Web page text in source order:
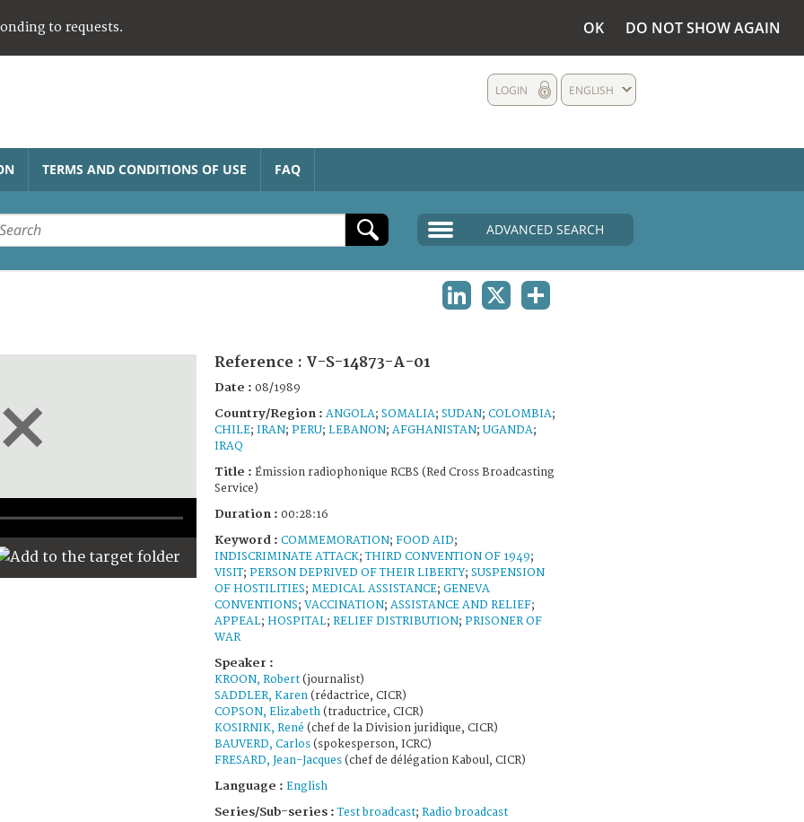
to requests. OK DO NOT SHOW AGAIN
ENGLISH
LOGIN
TERMS AND CONDITIONS OF USE FAQ
ADVANCED SEARCH
Reference : V-S-14873-A-01
Date : 08/1989
Country/Region : ANGOLA; SOMALIA; SUDAN; COLOMBIA;
CHILE; IRAN; PERU; LEBANON; AFGHANISTAN; UGANDA;
IRAQ
Title : Émission radiophonique RCBS (Red Cross Broadcasting
Service)
Duration : 00:28:16
Keyword : COMMEMORATION; FOOD AID;
INDISCRIMINATE ATTACK;THIRD CONVENTION OF 1949;
VISIT; PERSON DEPRIVED OF THEIR LIBERTY; SUSPENSION
OF HOSTILITIES; MEDICAL ASSISTANCE; GENEVA
CONVENTIONS; VACCINATION; ASSISTANCE AND RELIEF;
APPEAL; HOSPITAL; RELIEF DISTRIBUTION; PRISONER OF
WAR
Speaker :
KROON, Robert (journalist)
SADDLER, Karen (rédactrice, CICR)
COPSON, Elizabeth (traductrice, CICR)
KOSIRNIK, René (chef de la Division juridique, CICR)
BAUVERD, Carlos (spokesperson, ICRC)
FRESARD, Jean-Jacques (chef de délégation Kaboul, CICR)
Language : English
Series/Sub-series :Test broadcast; Radio broadcast